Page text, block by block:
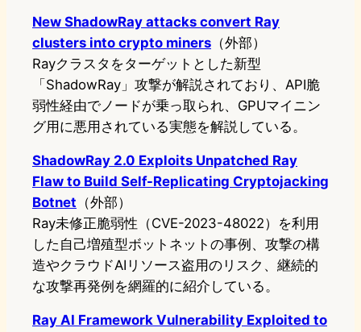
New ShadowRay attacks convert Ray
clusters into crypto miners （外部）
Rayクラスタをターゲットとした新型
「ShadowRay」攻撃が解説されており、API脆
弱性経由でノードが乗っ取られ、GPUマイニン
グ用に悪用されている実態を解説している。
ShadowRay 2.0 Exploits Unpatched Ray
Flaw to Build Self-Replicating Cryptojacking
Botnet （外部）
Ray未修正脆弱性（CVE-2023-48022）を利用
した自己増殖型ボットネットの事例、攻撃の構
造やクラウドAIリソース盗用のリスク、継続的
な攻撃再発例を網羅的に紹介している。
Ray AI Framework Vulnerability Exploited to